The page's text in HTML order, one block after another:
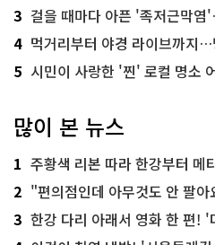
3 걸을 때마다 아픈 '족저근막염'…무
4 먹거리부터 야경 라이브까지
5 시민이 사랑한 '찐' 로컬 명소 어
많이 본 뉴스
1 주황색 리본 따라 한강부터 메타세쿼
2 "편의점인데 아무것도 안 팔아요" 서
3 한강 다리 아래서 영화 한 편!